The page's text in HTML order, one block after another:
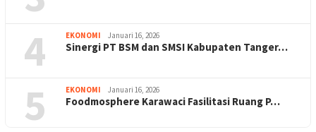
4 EKONOMI Januari 16, 2026
Sinergi PT BSM dan SMSI Kabupaten Tanger…
5 EKONOMI Januari 16, 2026
Foodmosphere Karawaci Fasilitasi Ruang P…